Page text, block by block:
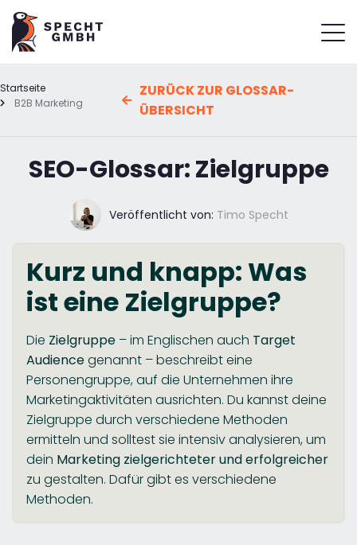
Startseite
B2B Marketing
ZURÜCK ZUR GLOSSAR-
ÜBERSICHT
SEO-Glossar: Zielgruppe
Veröffentlicht von: Timo Specht
Kurz und knapp: Was
ist eine Zielgruppe?
Die Zielgruppe – im Englischen auch Target
Audiencegenannt – beschreibt eine
Personengruppe, auf die Unternehmen ihre
Marketingaktivitäten ausrichten. Du kannst deine
Zielgruppe durch verschiedene Methoden
ermitteln und solltest sie intensiv analysieren, um
dein Marketing zielgerichteter und erfolgreicher
zu gestalten. Dafür gibt es verschiedene
Methoden.